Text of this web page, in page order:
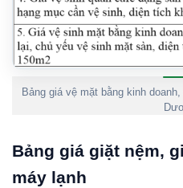
Bảng giá vệ mặt bằng kinh
Bảng giá giặt nệm,
máy lạnh